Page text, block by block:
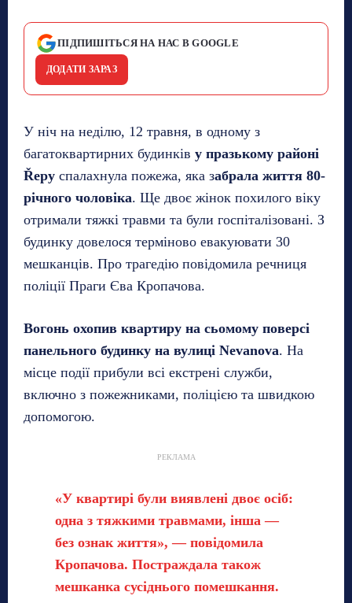
ПІДПИШІТЬСЯ НА НАС В GOOGLE
ДОДАТИ ЗАРАЗ
У ніч на неділю, 12 травня, в одному з
багатоквартирних будинків у празькому районі
Řepy спалахнула пожежа, яка забрала життя 80-
річного чоловіка. Ще двоє жінок похилого віку
отримали тяжкі травми та були госпіталізовані. З
будинку довелося терміново евакуювати 30
мешканців. Про трагедію повідомила речниця
поліції Праги Єва Кропачова.
Вогонь охопив квартиру на сьомому поверсі
панельного будинку на вулиці Nevanova. На
місце події прибули всі екстрені служби,
включно з пожежниками, поліцією та швидкою
допомогою.
РЕКЛАМА
«У квартирі були виявлені двоє осіб:
одна з тяжкими травмами, інша —
без ознак життя», — повідомила
Кропачова. Постраждала також
мешканка сусіднього помешкання.